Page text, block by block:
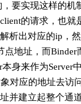
要实现这样的机
的请求，也就
析出对应的ip，
点地址，而Binder
身来作为Server
对应的地址去访
并建立起整个通